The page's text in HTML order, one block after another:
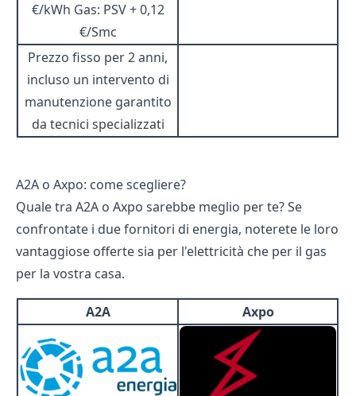
€/kWh Gas: PSV + 0,12
€/Smc
Prezzo fisso per 2 anni,
incluso un intervento di
manutenzione garantito
da tecnici specializzati
A2A o Axpo: come scegliere?
Quale tra A2A o Axpo sarebbe meglio per te? Se
confrontate i due fornitori di energia, noterete le loro
vantaggiose offerte sia per l'elettricità che per il gas
per la vostra casa.
A2A Axpo